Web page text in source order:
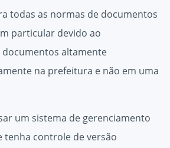
todas as normas de documentos
particular devido ao
altamente
na prefeitura e não em uma
um sistema de gerenciamento
tenha controle de versão